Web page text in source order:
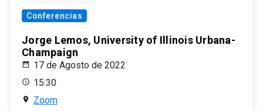
Conferencias
Jorge Lemos, University of Illinois Urbana-
Champaign
17 de Agosto de 2022
15:30
Zoom